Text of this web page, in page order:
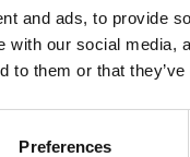
and ads, to provide
with our social
to them or that
Preferences